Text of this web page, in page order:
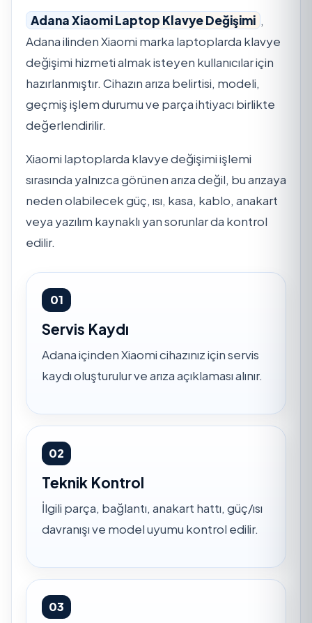
Adana Xiaomi Laptop Klavye Değişimi ,
Adana ilinden Xiaomi marka laptoplarda klavye
değişimi hizmeti almak isteyen kullanıcılar için
hazırlanmıştır. Cihazın arıza belirtisi, modeli,
geçmiş işlem durumu ve parça ihtiyacı birlikte
değerlendirilir.
Xiaomi laptoplarda klavye değişimi işlemi
sırasında yalnızca görünen arıza değil, bu arızaya
neden olabilecek güç, ısı, kasa, kablo, anakart
veya yazılım kaynaklı yan sorunlar da kontrol
edilir.
01
Servis Kaydı
Adana içinden Xiaomi cihazınız için servis
kaydı oluşturulur ve arıza açıklaması alınır.
02
Teknik Kontrol
İlgili parça, bağlantı, anakart hattı, güç/ısı
davranışı ve model uyumu kontrol edilir.
03